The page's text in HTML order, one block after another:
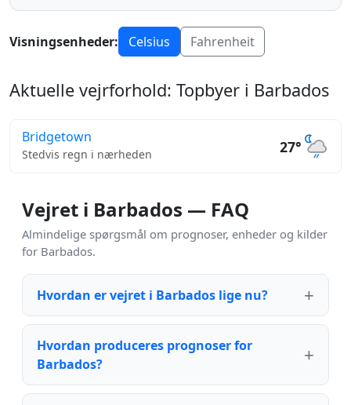
Visningsenheder: Celsius Fahrenheit
Aktuelle vejrforhold: Topbyer i Barbados
Bridgetown
Stedvis regn i nærheden 27°
Vejret i Barbados — FAQ
Almindelige spørgsmål om prognoser, enheder og kilder
for Barbados.
Hvordan er vejret i Barbados lige nu?
Hvordan produceres prognoser for
Barbados?